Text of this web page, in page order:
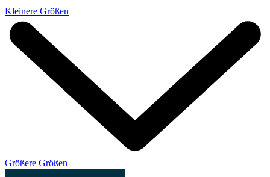
Kleinere Größen
Größere Größen